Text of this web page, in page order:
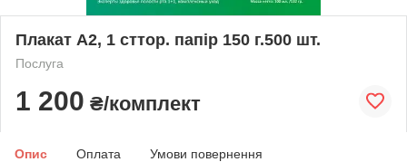
Плакат А2, 1 сттор. папір 150 г.500 шт.
Послуга
1 200 ₴/комплект
Опис Оплата Умови повернення